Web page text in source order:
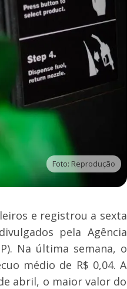
Foto: Reprodução
e registrou a sexta
pela Agência
Na última semana, o
médio de R$ 0,04. A
abril, o maior valor do